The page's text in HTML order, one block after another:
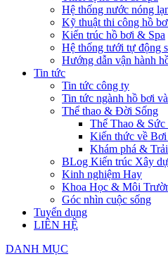
Hệ thống nước nóng
Kỹ thuật thi công hồ
Kiến trúc hồ bơi & Spa
Hệ thống tưới tự động
Hướng dẫn vận hành
Tin tức
Tin tức công ty
Tin tức ngành hồ bơi
Thể thao & Đời Sống
Thể Thao & Sức
Kiến thức về
Khám phá &
BLog Kiến trúc Xây
Kinh nghiệm Hay
Khoa Học & Môi
Góc nhìn cuộc sống
Tuyển dụng
LIÊN HỆ
DANH MỤC